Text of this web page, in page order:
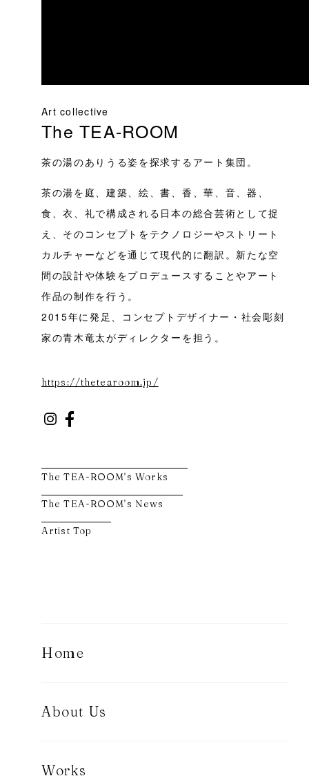
Art collective
The TEA-ROOM
茶の湯のありうる姿を探求するアート集団。
茶の湯を庭、建築、絵、書、香、華、音、器、
食、衣、礼で構成される日本の総合芸術として捉
え、そのコンセプトをテクノロジーやストリート
カルチャーなどを通じて現代的に翻訳。新たな空
間の設計や体験をプロデュースすることやアート
作品の制作を行う。
2015年に発足、コンセプトデザイナー・社会彫刻
家の青木竜太がディレクターを担う。
https://thetearoom.jp/
The TEA-ROOM's Works
The TEA-ROOM's News
Artist Top
Home
About Us
Works